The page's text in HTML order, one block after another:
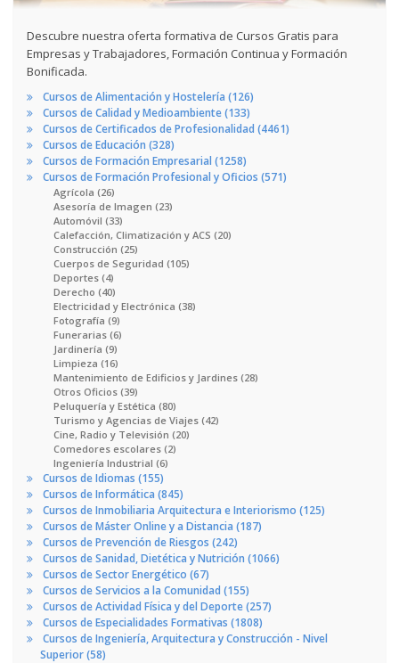
Descubre nuestra oferta formativa de Cursos Gratis para
Empresas y Trabajadores, Formación Continua y Formación
Bonificada.
Cursos de Alimentación y Hostelería (126)
Cursos de Calidad y Medioambiente (133)
Cursos de Certificados de Profesionalidad (4461)
Cursos de Educación (328)
Cursos de Formación Empresarial (1258)
Cursos de Formación Profesional y Oficios (571)
Agrícola (26)
Asesoría de Imagen (23)
Automóvil (33)
Calefacción, Climatización y ACS (20)
Construcción (25)
Cuerpos de Seguridad (105)
Deportes (4)
Derecho (40)
Electricidad y Electrónica (38)
Fotografía (9)
Funerarias (6)
Jardinería (9)
Limpieza (16)
Mantenimiento de Edificios y Jardines (28)
Otros Oficios (39)
Peluquería y Estética (80)
Turismo y Agencias de Viajes (42)
Cine, Radio y Televisión (20)
Comedores escolares (2)
Ingeniería Industrial (6)
Cursos de Idiomas (155)
Cursos de Informática (845)
Cursos de Inmobiliaria Arquitectura e Interiorismo (125)
Cursos de Máster Online y a Distancia (187)
Cursos de Prevención de Riesgos (242)
Cursos de Sanidad, Dietética y Nutrición (1066)
Cursos de Sector Energético (67)
Cursos de Servicios a la Comunidad (155)
Cursos de Actividad Física y del Deporte (257)
Cursos de Especialidades Formativas (1808)
Cursos de Ingeniería, Arquitectura y Construcción - Nivel
Superior (58)